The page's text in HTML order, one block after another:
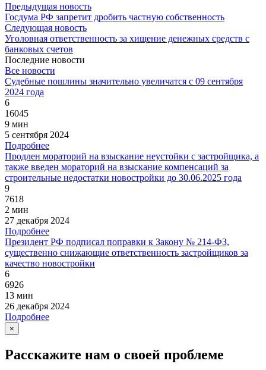
Предыдущая новость
Госдума РФ запретит дробить частную собственность
Следующая новость
Уголовная ответственность за хищение денежных средств с
банковых счетов
Последние новости
Все новости
Судебные пошлины значительно увеличатся с 09 сентября
2024 года
6
16045
9 мин
5 сентября 2024
Подробнее
Продлен мораторий на взыскание неустойки с застройщика, а
также введен мораторий на взыскание компенсаций за
строительные недостатки новостройки до 30.06.2025 года
9
7618
2 мин
27 декабря 2024
Подробнее
Президент РФ подписал поправки к Закону № 214-ФЗ,
существенно снижающие ответственность застройщиков за
качество новостройки
6
6926
13 мин
26 декабря 2024
Подробнее
×
Расскажите нам о своей проблеме